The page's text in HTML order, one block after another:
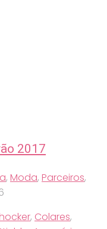
2017
, Moda, Parceiros,
, Colares,